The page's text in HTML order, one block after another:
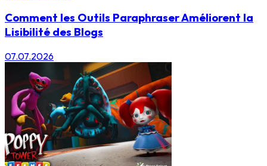
Comment les Outils Paraphraser Améliorent la
Lisibilité des Blogs
07.07.2026